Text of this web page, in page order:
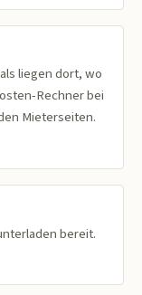
liegen dort, wo
Rechner bei
Mieterseiten.
bereit.